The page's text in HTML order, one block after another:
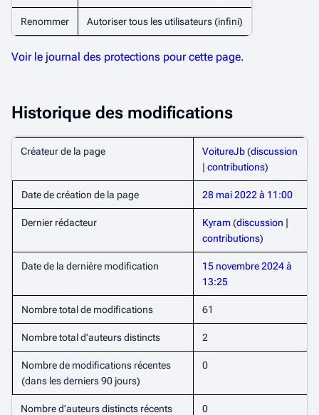
Renommer Autoriser tous les utilisateurs (infini)
Voir le journal des protections pour cette page.
Historique des modifications
Créateur de la page VoitureJb(discussion
| contributions)
Date de création de la page 28 mai 2022 à 11:00
Dernier rédacteur Kyram(discussion |
contributions)
Date de la dernière modification
15 novembre 2024 à
13:25
Nombre total de modifications 61
Nombre total d’auteurs distincts 2
Nombre de modifications récentes
(dans les derniers 90 jours)
0
Nombre d’auteurs distincts récents 0